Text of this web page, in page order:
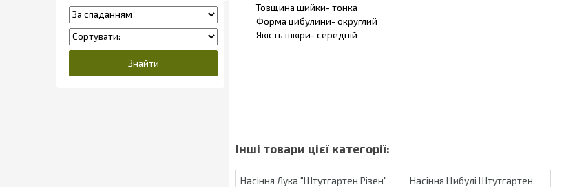
Товщина шийки- тонка
Форма цибулини- округлий
Якість шкіри- середній
Насіння Лука "Штутгартен Різен"
Насіння Цибулі Штутгартен